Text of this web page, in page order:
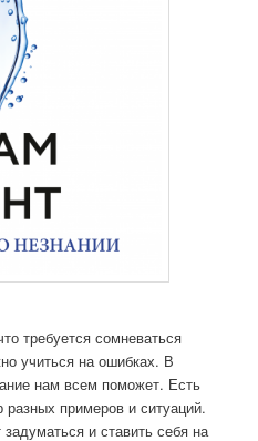
требуется сомневаться
учиться на ошибках. В
нам всем поможет. Есть
разных примеров и ситуаций.
и ставить себя на